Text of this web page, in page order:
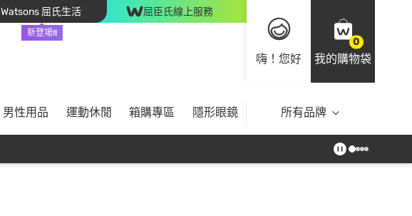
Watsons 屈氏生活
新登場!!
屈臣氏線上服務
嗨！您好
0
我的購物袋
男性用品 運動休閒 箱購專區 隱形眼鏡 所有品牌